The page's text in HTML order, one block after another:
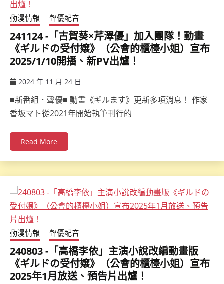
動漫情報 聲優配音
241124 -「古賀葵×芹澤優」加入團隊！動畫
《ギルドの受付嬢》（公會的櫃檯小姐）宣布
2025/1/10開播、新PV出爐！
2024 年 11 月 24 日
■新番組．聲優■ 動畫《ギルます》更新多項消息！ 作家
香坂マト從2021年開始執筆刊行的
Read More
動漫情報 聲優配音
240803 -「高橋李依」主演小說改編動畫版
《ギルドの受付嬢》（公會的櫃檯小姐）宣布
2025年1月放送、預告片出爐！